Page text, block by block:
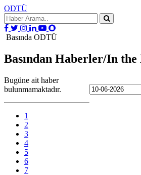
ODTÜ
Basında ODTÜ
Basından Haberler/In the
Bugüne ait haber
bulunmamaktadır.
1
2
3
4
5
6
7